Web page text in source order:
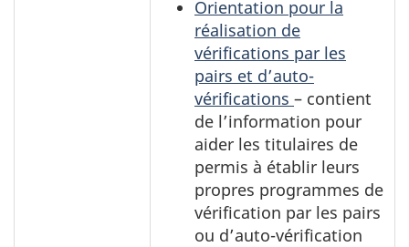
Orientation pour la
réalisation de
vérifications par les
pairs et d’auto-
vérifications – contient
de l’information pour
aider les titulaires de
permis à établir leurs
propres programmes de
vérification par les pairs
ou d’auto-vérification